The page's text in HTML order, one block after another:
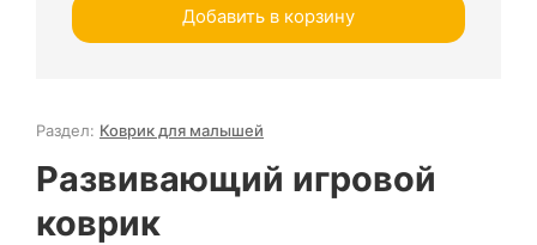
Добавить в корзину
Раздел: Коврик для малышей
Развивающий игровой
коврик